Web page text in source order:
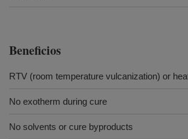
Beneficios
RTV (room temperature vulcanization) or
No exotherm during cure
No solvents or cure byproducts